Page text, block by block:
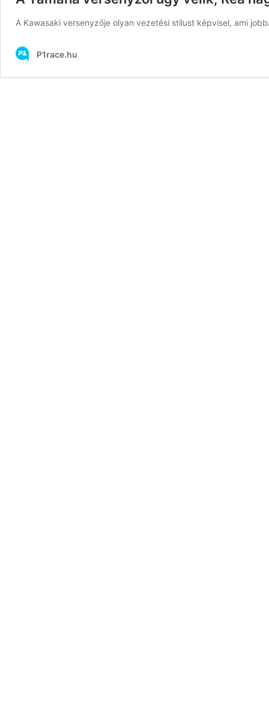
A Kawasaki versenyzője olyan vezetési stílust képvisel, ami
P1race.hu